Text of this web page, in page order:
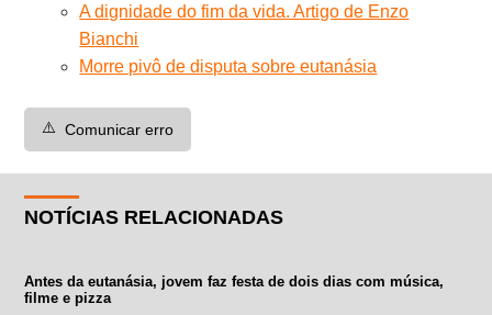
A dignidade do fim da vida. Artigo de Enzo
Bianchi
Morre pivô de disputa sobre eutanásia
⚠️ Comunicar erro
NOTÍCIAS RELACIONADAS
Antes da eutanásia, jovem faz festa de dois dias com música,
filme e pizza